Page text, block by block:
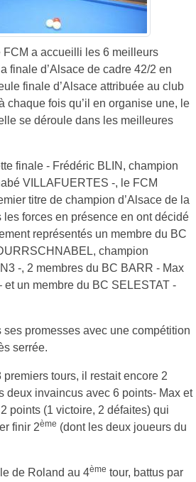
FCM a accueilli les 6 meilleurs
finale d’Alsace de cadre 42/2 en
finale d’Alsace attribuée au club
chaque fois qu’il en organise une, le
se déroule dans les meilleures
finale - Frédéric BLIN, champion
VILLAFUERTES -, le FCM
titre de champion d’Alsace de la
forces en présence en ont décidé
représentés un membre du BC
champion
-, 2 membres du BC BARR - Max
et un membre du BC SELESTAT -
ses promesses avec une compétition
serrée.
tours, il restait encore 2
deux invaincus avec 6 points- Max et
points (1 victoire, 2 défaites) qui
finir 2ème (dont les deux joueurs du
de Roland au 4ème tour, battus par